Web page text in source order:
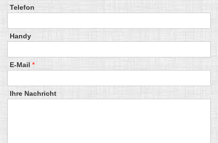
Telefon
Handy
E-Mail *
Ihre Nachricht